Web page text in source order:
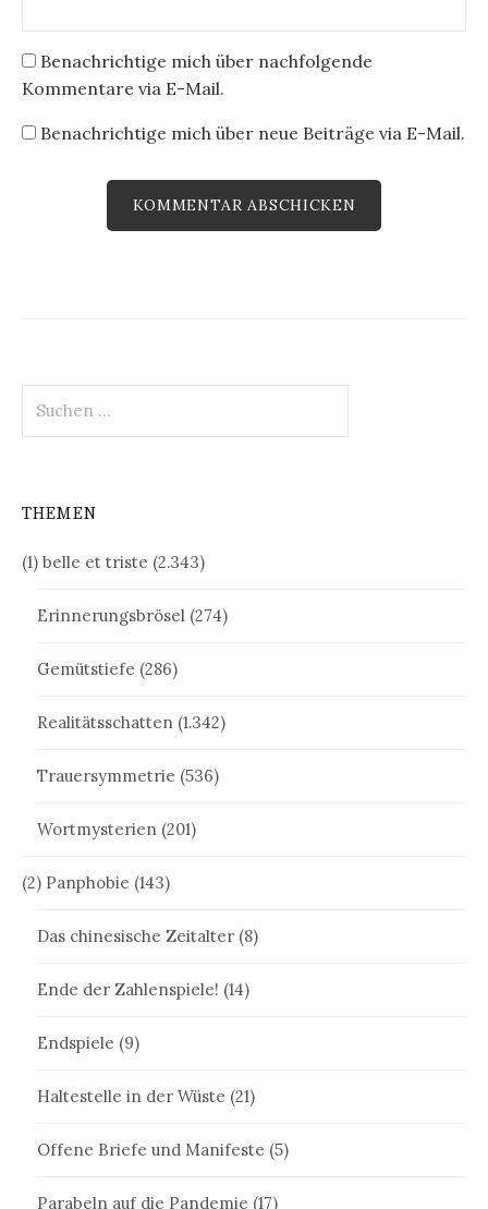
Benachrichtige mich über nachfolgende
Kommentare via E-Mail.
Benachrichtige mich über neue Beiträge via E-Mail.
nach:
THEMEN
(1) belle et triste (2.343)
Erinnerungsbrösel (274)
Gemütstiefe (286)
Realitätsschatten (1.342)
Trauersymmetrie (536)
Wortmysterien (201)
(2) Panphobie (143)
Das chinesische Zeitalter (8)
Ende der Zahlenspiele! (14)
Endspiele (9)
Haltestelle in der Wüste (21)
Offene Briefe und Manifeste (5)
Parabeln auf die Pandemie (17)